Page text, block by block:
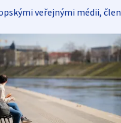
veřejnými médii,